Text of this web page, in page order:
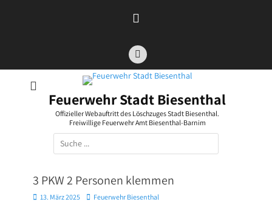
Facebook
Feuerwehr Stadt Biesenthal
Offizieller Webauftritt des Löschzuges Stadt Biesenthal.
Freiwillige Feuerwehr Amt Biesenthal-Barnim
Suchen
nach:
3 PKW 2 Personen klemmen
Posted
13. März 2025 AutorFeuerwehr Biesenthal